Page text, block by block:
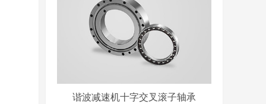
谐波减速机十字交叉滚子轴承